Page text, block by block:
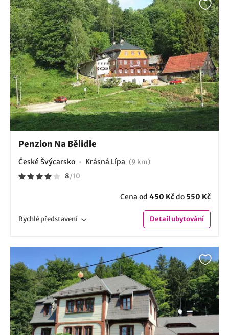
Penzion Na Bělidle
České Švýcarsko Krásná Lípa (9 km)
8/10
Cena od 450 Kčdo 550 Kč
Rychlépředstavení Detailubytování